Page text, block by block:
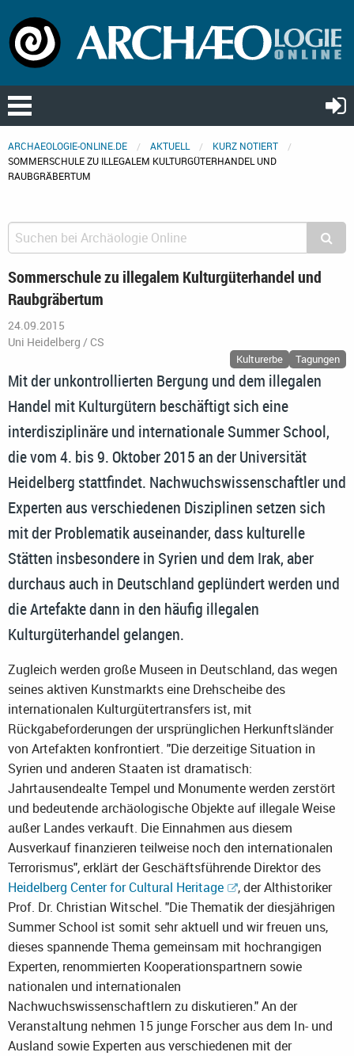
ARCHAEOLOGIE-ONLINE.DE AKTUELL
KURZ NOTIERT
SOMMERSCHULE ZU ILLEGALEM KULTURGÜTERHANDEL UND
RAUBGRÄBERTUM
Sommerschule zu illegalem Kulturgüterhandel und
Raubgräbertum
24.09.2015
Uni Heidelberg / CS
Kulturerbe Tagungen
Mit der unkontrollierten Bergung und dem illegalen
Handel mit Kulturgütern beschäftigt sich eine
interdisziplinäre und internationale Summer School,
die vom 4. bis 9. Oktober 2015 an der Universität
Heidelberg stattfindet. Nachwuchswissenschaftler und
Experten aus verschiedenen Disziplinen setzen sich
mit der Problematik auseinander, dass kulturelle
Stätten insbesondere in Syrien und dem Irak, aber
durchaus auch in Deutschland geplündert werden und
die Artefakte dann in den häufig illegalen
Kulturgüterhandel gelangen.
Zugleich werden große Museen in Deutschland, das wegen
seines aktiven Kunstmarkts eine Drehscheibe des
internationalen Kulturgütertransfers ist, mit
Rückgabeforderungen der ursprünglichen Herkunftsländer
von Artefakten konfrontiert. "Die derzeitige Situation in
Syrien und anderen Staaten ist dramatisch:
Jahrtausendealte Tempel und Monumente werden zerstört
und bedeutende archäologische Objekte auf illegale Weise
außer Landes verkauft. Die Einnahmen aus diesem
Ausverkauf finanzieren teilweise noch den internationalen
Terrorismus", erklärt der Geschäftsführende Direktor des
Heidelberg Center for Cultural Heritage
, der Althistoriker
Prof. Dr. Christian Witschel. "Die Thematik der diesjährigen
Summer School ist somit sehr aktuell und wir freuen uns,
dieses spannende Thema gemeinsam mit hochrangigen
Experten, renommierten Kooperationspartnern sowie
nationalen und internationalen
Nachwuchswissenschaftlern zu diskutieren." An der
Veranstaltung nehmen 15 junge Forscher aus dem In- und
Ausland sowie Experten aus verschiedenen mit der